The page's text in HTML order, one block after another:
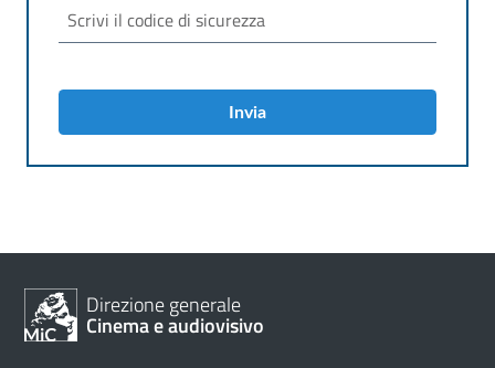
Invia
Direzione generale
Cinema e audiovisivo